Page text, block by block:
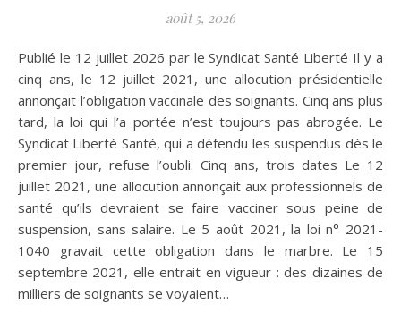
août 5, 2026
Publié le 12 juillet 2026 par le Syndicat Santé Liberté Il y a
cinq ans, le 12 juillet 2021, une allocution présidentielle
annonçait l’obligation vaccinale des soignants. Cinq ans plus
tard, la loi qui l’a portée n’est toujours pas abrogée. Le
Syndicat Liberté Santé, qui a défendu les suspendus dès le
premier jour, refuse l’oubli. Cinq ans, trois dates Le 12
juillet 2021, une allocution annonçait aux professionnels de
santé qu’ils devraient se faire vacciner sous peine de
suspension, sans salaire. Le 5 août 2021, la loi n° 2021-
1040 gravait cette obligation dans le marbre. Le 15
septembre 2021, elle entrait en vigueur : des dizaines de
milliers de soignants se voyaient…